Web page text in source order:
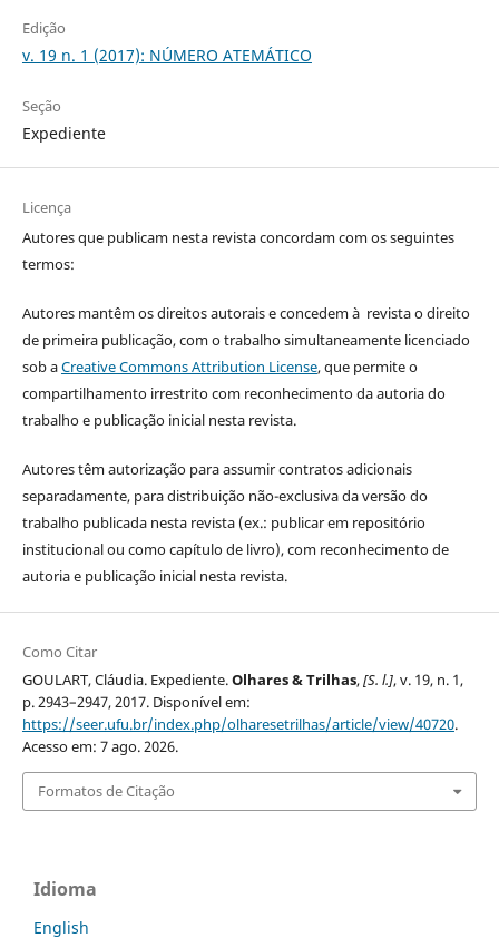
Edição
v. 19 n. 1 (2017): NÚMERO ATEMÁTICO
Seção
Expediente
Licença
Autores que publicam nesta revista concordam com os seguintes
termos:
Autores mantêm os direitos autorais e concedem à revista o direito
de primeira publicação, com o trabalho simultaneamente licenciado
sob aCreative Commons Attribution License, que permite o
compartilhamento irrestrito com reconhecimento da autoria do
trabalho e publicação inicial nesta revista.
Autores têm autorização para assumir contratos adicionais
separadamente, para distribuição não-exclusiva da versão do
trabalho publicada nesta revista (ex.: publicar em repositório
institucional ou como capítulo de livro), com reconhecimento de
autoria e publicação inicial nesta revista.
Como Citar
GOULART, Cláudia. Expediente.Olhares & Trilhas,[S. l.], v. 19, n. 1,
p. 2943–2947, 2017. Disponível em:
https://seer.ufu.br/index.php/olharesetrilhas/article/view/40720.
Acesso em: 7 ago. 2026.
Formatos de Citação
Idioma
English